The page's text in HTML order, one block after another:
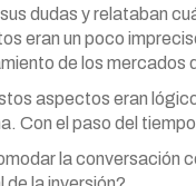
dudas y relataban
eran un poco
de los mercados
aspectos eran
Con el paso del
la conversación